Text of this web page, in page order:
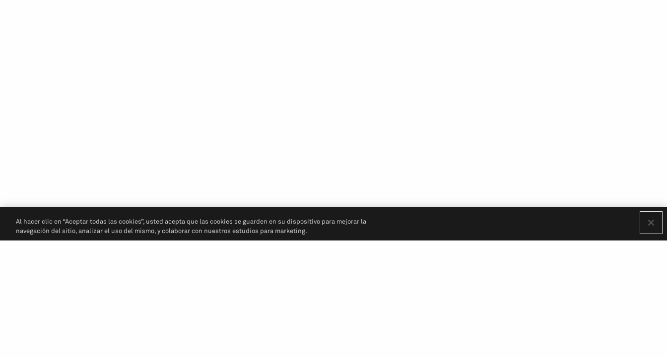
Al hacer clic en “Aceptar todas las cookies”, usted acepta que las cookies se guarden en su dispositivo para mejorar la
navegación del sitio, analizar el uso del mismo, y colaborar con nuestros estudios para marketing.